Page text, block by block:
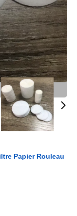
Papier Rouleau